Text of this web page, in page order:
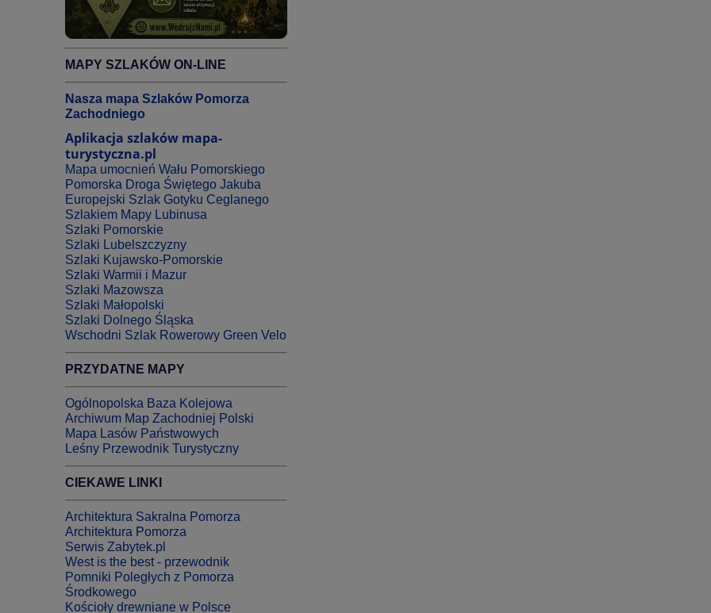
MAPY SZLAKÓW ON-LINE
Nasza mapa Szlaków Pomorza
Zachodniego
Aplikacja szlaków mapa-
turystyczna.pl
Mapa umocnień Wału Pomorskiego
Pomorska Droga Świętego Jakuba
Europejski Szlak Gotyku Ceglanego
Szlakiem Mapy Lubinusa
Szlaki Pomorskie
Szlaki Lubelszczyzny
Szlaki Kujawsko-Pomorskie
Szlaki Warmii i Mazur
Szlaki Mazowsza
Szlaki Małopolski
Szlaki Dolnego Śląska
Wschodni Szlak Rowerowy Green Velo
PRZYDATNE MAPY
Ogólnopolska Baza Kolejowa
Archiwum Map Zachodniej Polski
Mapa Lasów Państwowych
Leśny Przewodnik Turystyczny
CIEKAWE LINKI
Architektura Sakralna Pomorza
Architektura Pomorza
Serwis Zabytek.pl
West is the best - przewodnik
Pomniki Poległych z Pomorza
Środkowego
Kościoły drewniane w Polsce